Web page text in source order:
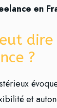
en
dire
?
et